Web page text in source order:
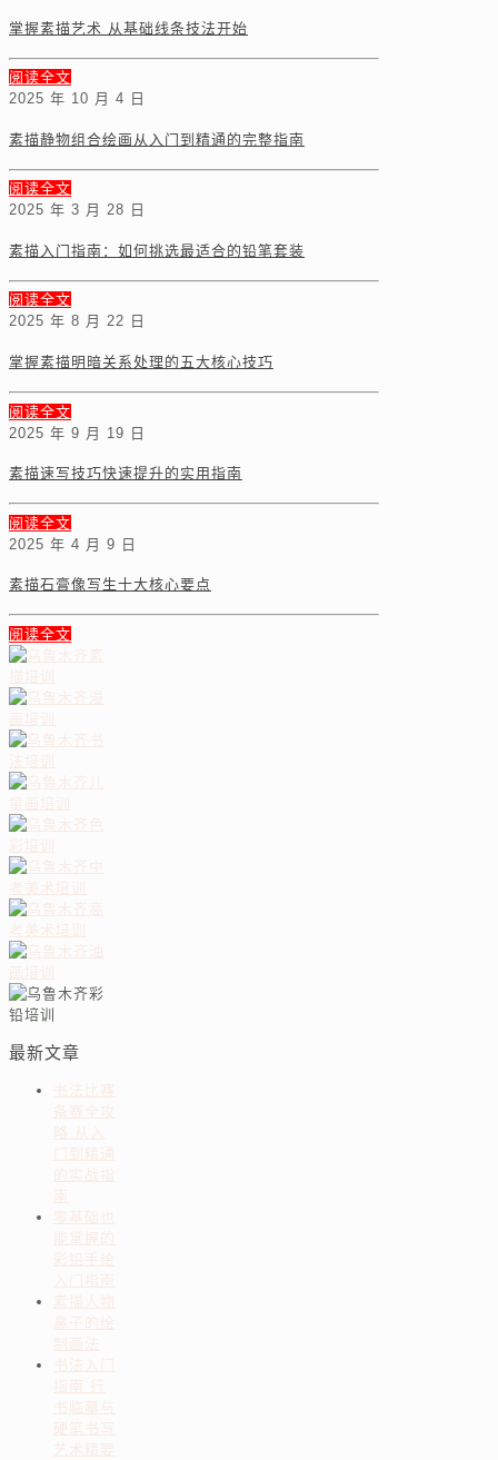
掌握素描艺术 从基础线条技法开始
阅读全文
2025 年 10 月 4 日
素描静物组合绘画从入门到精通的完整指南
阅读全文
2025 年 3 月 28 日
素描入门指南：如何挑选最适合的铅笔套装
阅读全文
2025 年 8 月 22 日
掌握素描明暗关系处理的五大核心技巧
阅读全文
2025 年 9 月 19 日
素描速写技巧快速提升的实用指南
阅读全文
2025 年 4 月 9 日
素描石膏像写生十大核心要点
阅读全文
最新文章
书法比赛
备赛全攻
略 从入
门到精通
的实战指
南
零基础也
能掌握的
彩铅手绘
入门指南
素描人物
鼻子的绘
制画法
书法入门
指南 行
书临摹与
硬笔书写
艺术精要